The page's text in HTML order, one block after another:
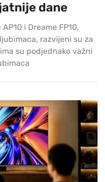
dane
i Dreame FP10,
razvijeni su za
su podjednako važni